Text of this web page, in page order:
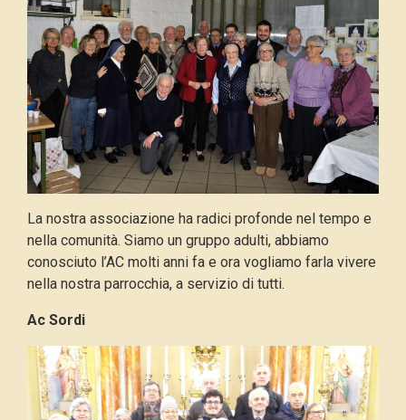
La nostra associazione ha radici profonde nel tempo e
nella comunità. Siamo un gruppo adulti, abbiamo
conosciuto l’AC molti anni fa e ora vogliamo farla vivere
nella nostra parrocchia, a servizio di tutti.
Ac Sordi